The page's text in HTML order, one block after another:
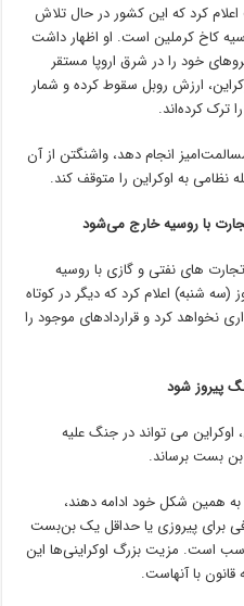
کرد که این کشور در حال تلاش
کاخ کرملین است. او اظهار داشت
خود را در شرق اروپا مستقر
ارزش روبل سقوط کرده و شمار
ترک کرده‌اند.
انجام دهد، واشنگتن از آن
نظامی به اوکراین را متوقف کند.
با روسیه خارج می‌شود
های نفتی و گازی با روسیه
شنبه) اعلام کرد که دیگر در کوتاه
نخواهد کرد و قراردادهای موجود را
پیروز شود
اوکراین می تواند در جنگ علیه
بن بست برساند.
به همین شکل خود ادامه دهند،
برای پیروزی یا حداقل یک بن‌بست
است. مزیت بزرگ اوکراینی‌ها این
با آنهاست.